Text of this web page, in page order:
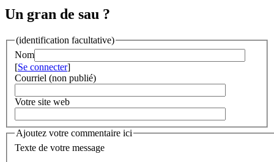
Un gran de sau ?
(identification facultative)
Nom
[Se connecter]
Courriel (non publié)
Votre site web
Ajoutez votre commentaire ici
Texte de votre message